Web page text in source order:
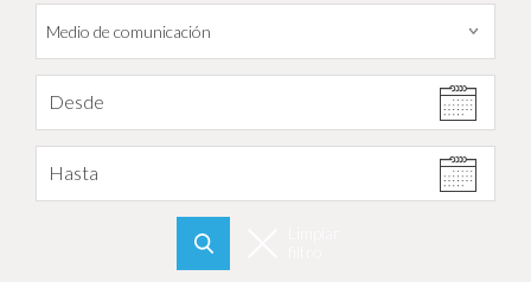
Desde
Hasta